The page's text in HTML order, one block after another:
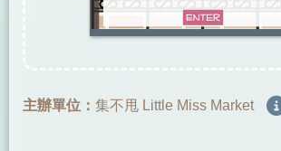
主辦單位： 集不甩 Little Miss Market